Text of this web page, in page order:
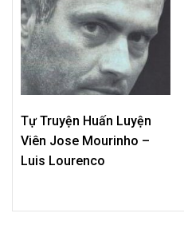
Tự Truyện Huấn Luyện
Viên Jose Mourinho –
Luis Lourenco